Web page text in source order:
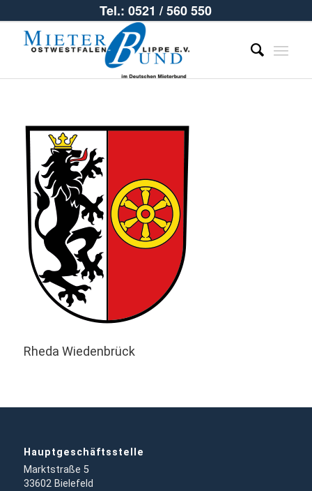
Tel.: 0521 / 560 550
Rheda Wiedenbrück
Hauptgeschäftsstelle
Marktstraße 5
33602 Bielefeld